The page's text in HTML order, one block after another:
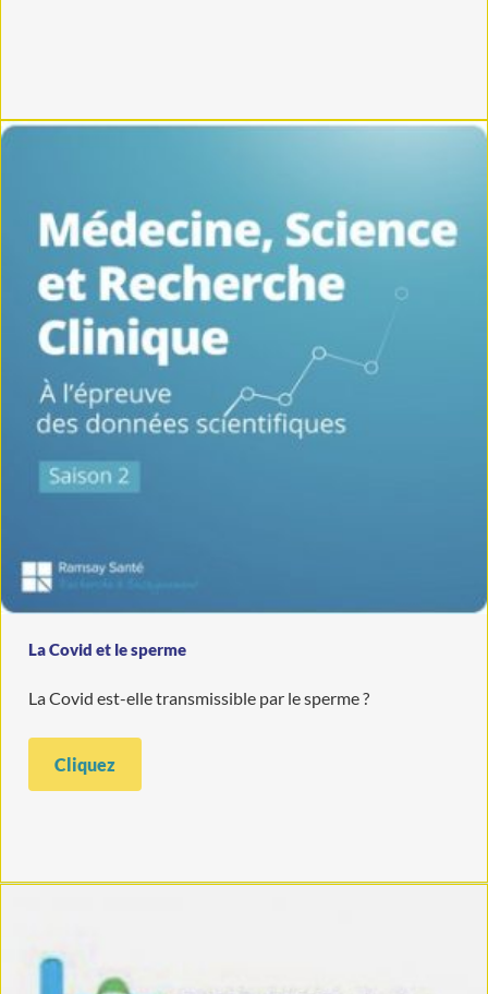
La Covid et le sperme
La Covid est-elle transmissible par le sperme ?
Cliquez